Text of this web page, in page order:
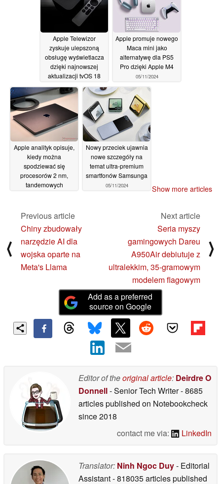
Apple Telewizor
zyskuje ulepszoną
obsługę wyświetlacza
dzięki najnowszej
aktualizacji tvOS 18
06/11/2024
Apple promuje nowego
Maca mini jako
alternatywę dla PS5
Pro dzięki Apple M4
05/11/2024
Apple analityk opisuje,
kiedy można
spodziewać się
procesorów 2 nm,
tandemowych
w MacBooku Pro 14 i
05/11/2024
Nowy przeciek ujawnia
nowe szczegóły na
temat ultra-premium
smartfonów Samsunga
05/11/2024 Show more articles
⟨
Previous article
Chiny zbudowały
narzędzie AI dla
wojska oparte na
Meta's Llama
Next article
Seria myszy
gamingowych Dareu
A950Air debiutuje z
ultralekkim, 35-gramowym
modelem flagowym
⟩
Add as a preferred
source on Google
Editor of theoriginal article: Deirdre O
Donnell- Senior Tech Writer- 8685
articles published on Notebookcheck
since 2018
contact me via:
LinkedIn
Translator: Ninh Ngoc Duy- Editorial
Assistant- 818035 articles published